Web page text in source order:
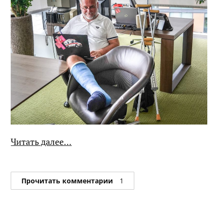
Читать далее…
Прочитать комментарии 1